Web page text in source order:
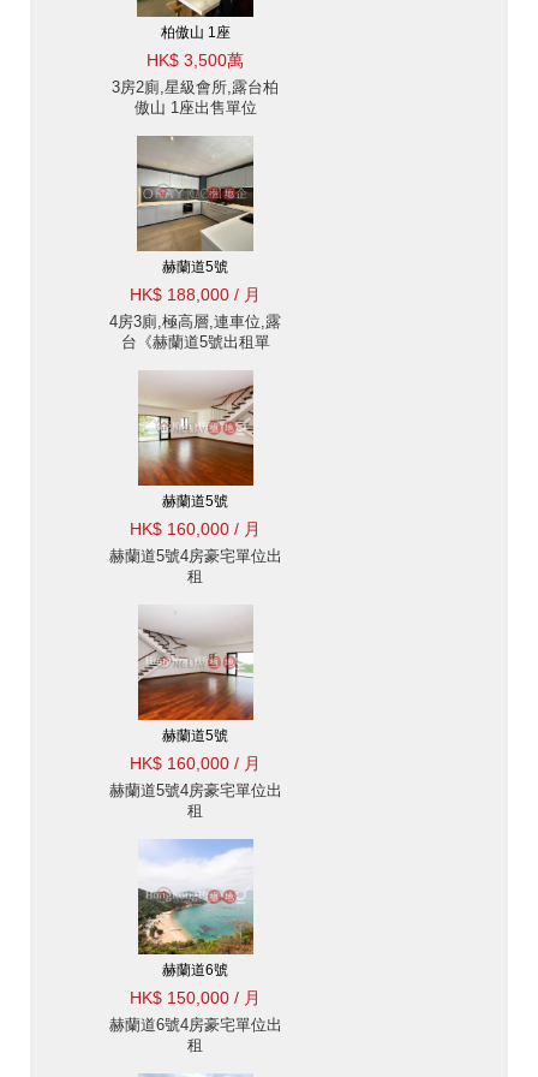
柏傲山 1座
HK$ 3,500萬
3房2廁,星級會所,露台柏
傲山 1座出售單位
赫蘭道5號
HK$ 188,000 / 月
4房3廁,極高層,連車位,露
台《赫蘭道5號出租單
赫蘭道5號
HK$ 160,000 / 月
赫蘭道5號4房豪宅單位出
租
赫蘭道5號
HK$ 160,000 / 月
赫蘭道5號4房豪宅單位出
租
赫蘭道6號
HK$ 150,000 / 月
赫蘭道6號4房豪宅單位出
租